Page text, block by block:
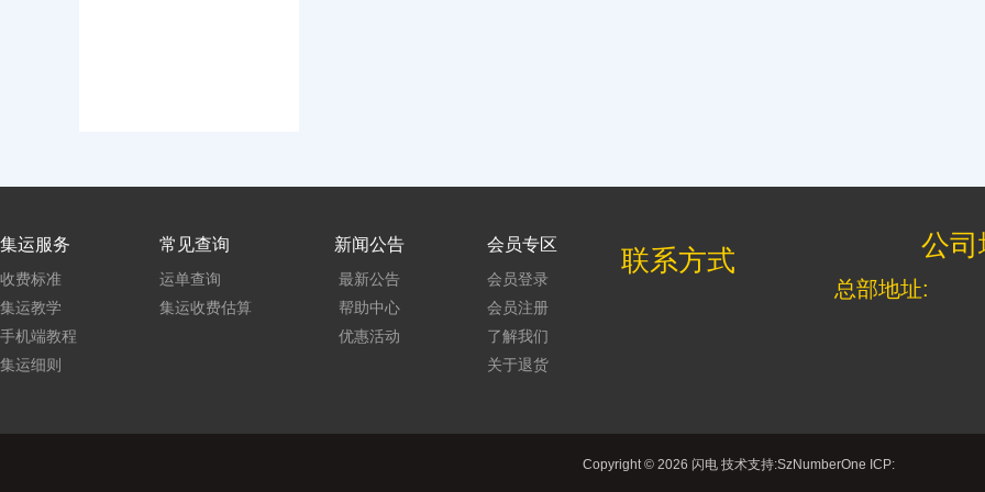
集运服务
收费标准
集运教学
手机端教程
集运细则
常见查询
运单查询
集运收费估算
新闻公告
最新公告
帮助中心
优惠活动
会员专区
会员登录
会员注册
了解我们
关于退货
联系方式 公
总部地址:
Copyright © 2026 闪电 技术支持:SzNumberOne ICP: